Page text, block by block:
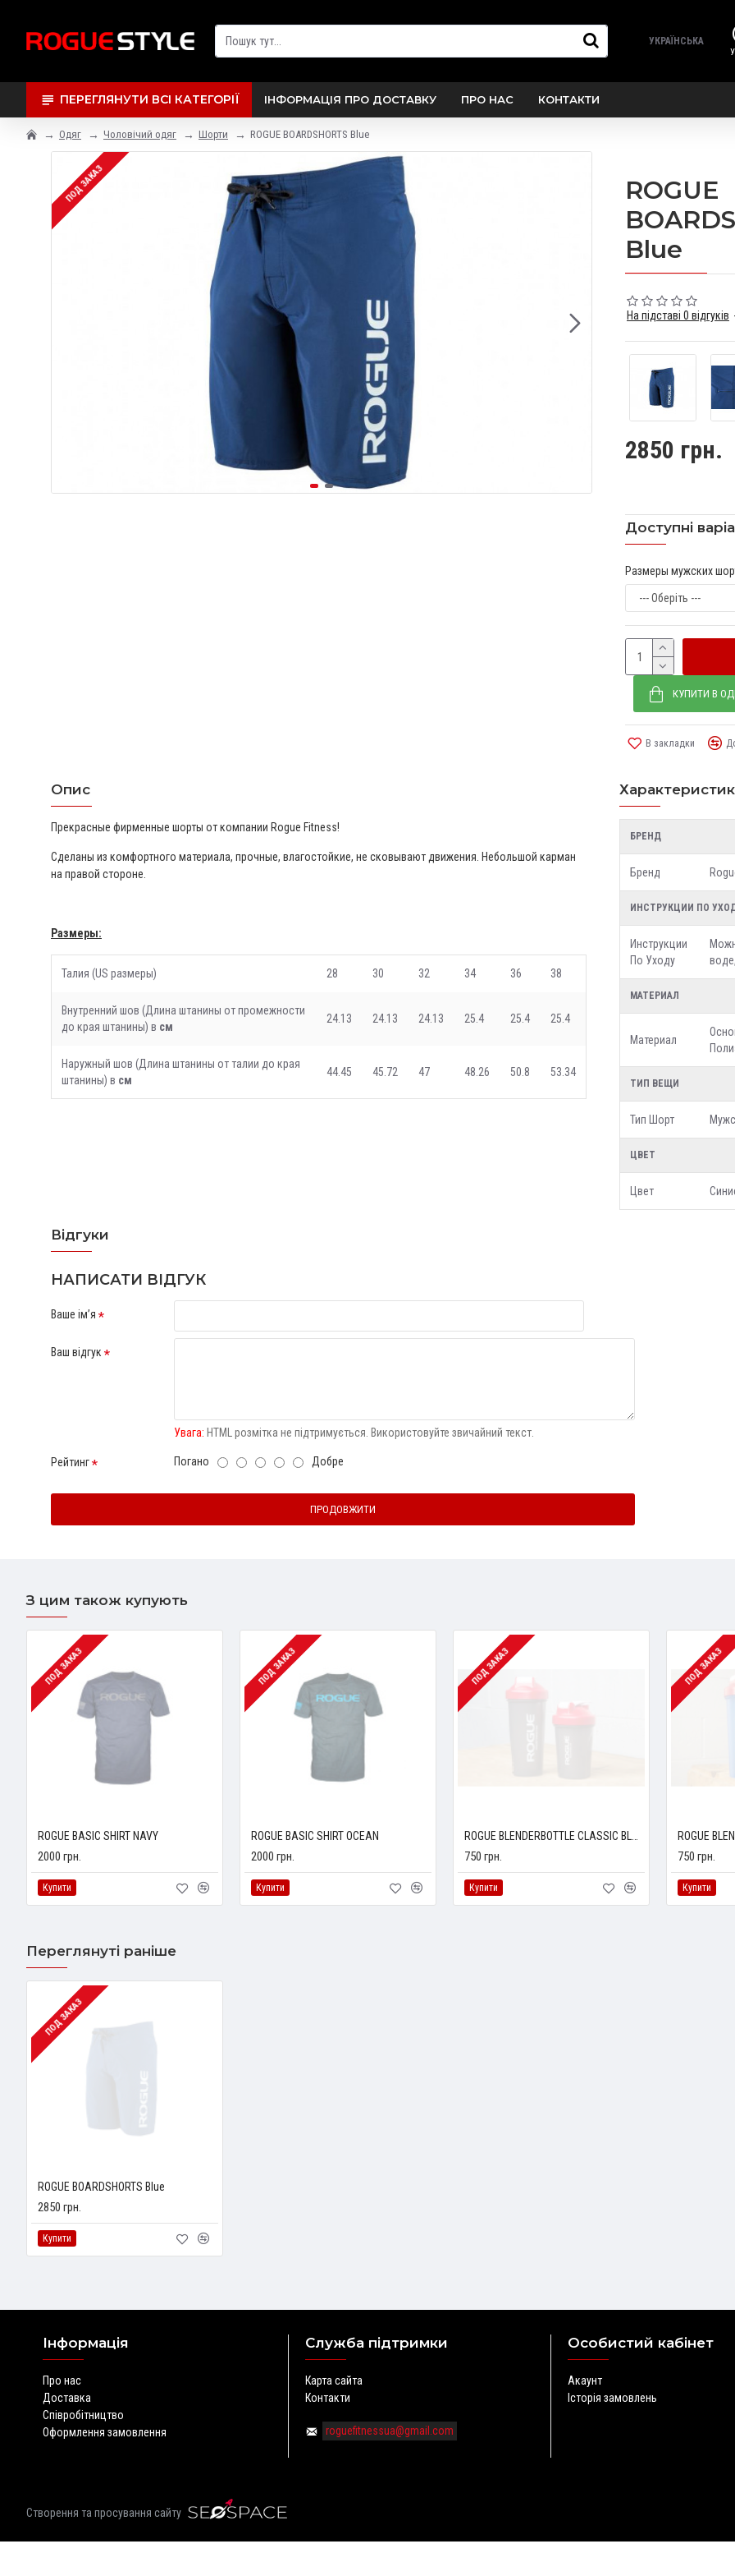
УКРАЇНСЬКА
ПЕРЕГЛЯНУТИ ВСІ КАТЕГОРІЇ ІНФОРМАЦІЯ ПРО ДОСТАВКУ ПРО НАС КОНТАКТИ
Одяг Чоловічий одяг Шорти ROGUE BOARDSHORTS Blue
ПОД ЗАКАЗ
ROGUE
Blue
На підставі 0 відгуків
2850 грн.
Доступні
Размеры мужских
КУПИТИ В
В закладки
Опис
Прекрасные фирменные шорты от компании Rogue Fitness!
Сделаны из комфортного материала, прочные, влагостойкие, не сковывают движения. Небольшой карман
на правой стороне.
Размеры:
Талия (US размеры) 28 30 32 34 36 38
Внутренний шов (Длина штанины от промежности
до края штанины) в см
24.13 24.13 24.13 25.4 25.4 25.4
Наружный шов (Длина штанины от талии до края
штанины) в см
44.45 45.72 47 48.26 50.8 53.34
БРЕНД
Бренд
ИНСТРУКЦИИ ПО
Инструкции
По Уходу
МАТЕРИАЛ
Материал
ТИП ВЕЩИ
Тип Шорт
ЦВЕТ
Цвет
Відгуки
Відгуків про цей товар ще не було.
НАПИСАТИ ВІДГУК
ПРОДОВЖИТИ
З цим також купують
ПОД ЗАКАЗ
ROGUE BASIC SHIRT NAVY
2000 грн.
Купити
ПОД ЗАКАЗ
ROGUE BASIC SHIRT OCEAN
2000 грн.
Купити
ПОД ЗАКАЗ
750 грн.
Купити
ПОД ЗАКАЗ
ROGUE
750 грн.
Купити
Переглянуті раніше
ПОД ЗАКАЗ
ROGUE BOARDSHORTS Blue
2850 грн.
Купити
Інформація
Про нас
Доставка
Співробітництво
Оформлення замовлення
Служба підтримки
Карта сайта
Контакти
roguefitnessua@gmail.com
Особистий кабінет
Акаунт
Історія замовлень
Створення та просування сайту